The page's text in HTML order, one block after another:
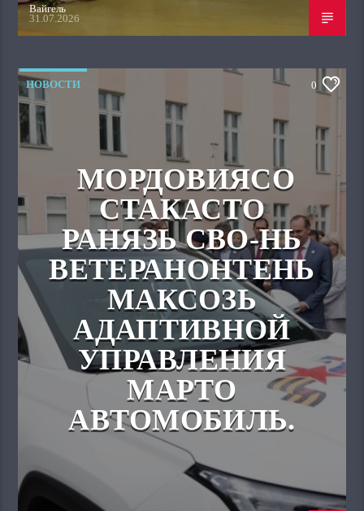
Вайгель
31.07.2026
НОВОСТИ 0
МОРДОВИЯСО
СТАКАСТО
РАНЯЗЬ СВО-НЬ
ВЕТЕРАНОНТЕНЬ
МАКСОЗЬ
АДАПТИВНОЙ
УПРАВЛЕНИЯ
МАРТО
АВТОМОБИЛЬ.